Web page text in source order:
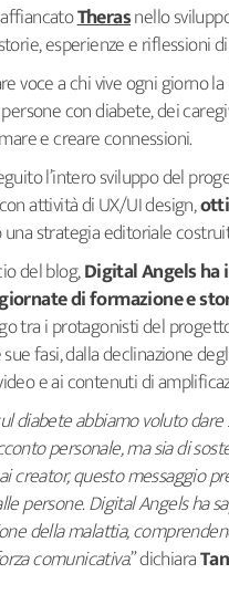
Therasnello
esperienze e riflessioni
voce a chi vive ogni giorno
con diabete, dei
e creare connessioni.
l’intero sviluppo del
attività di UX/UI design,
strategia editoriale
del blog,Digital Angels
di formazione e
tra i protagonisti del
fasi, dalla declinazione
e ai contenuti di
diabete abbiamo voluto
personale, ma sia di
creator, questo messaggio
persone. Digital Angels ha
della malattia,
comunicativa.” dichiara